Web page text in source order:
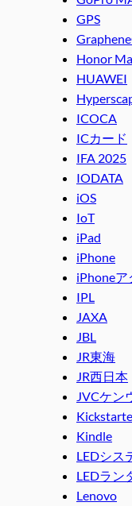
GPS
Honor
HUAWEI
ICOCA
ICカード
IFA 2025
IODATA
iOS
IoT
iPad
iPhone
iPhoneア
IPL
JAXA
JBL
JR東海
JR西日本
JVCケン
Kindle
LEDシス
LEDラン
Lenovo